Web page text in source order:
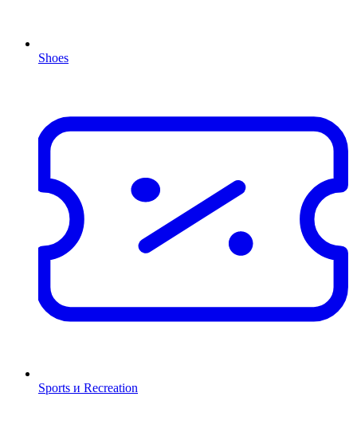
Shoes
Sports и Recreation